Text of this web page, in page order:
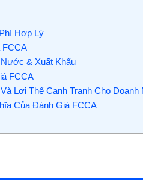
Hợp Lý
FCCA
& Xuất Khẩu
FCCA
Lợi Thế Cạnh Tranh Cho Doanh
Của Đánh Giá FCCA